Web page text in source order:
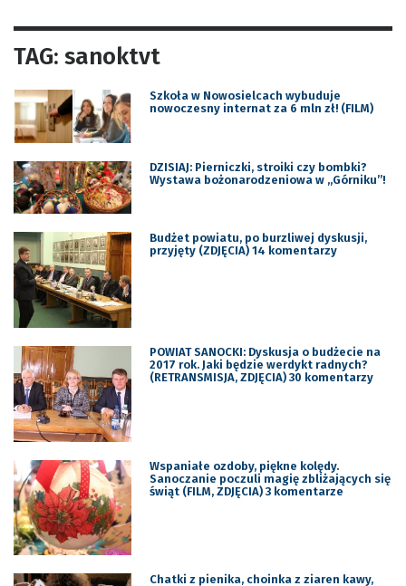
TAG: sanoktvt
Szkoła w Nowosielcach wybuduje
nowoczesny internat za 6 mln zł! (FILM)
DZISIAJ: Pierniczki, stroiki czy bombki?
Wystawa bożonarodzeniowa w „Górniku”!
Budżet powiatu, po burzliwej dyskusji,
przyjęty (ZDJĘCIA) 14 komentarzy
POWIAT SANOCKI: Dyskusja o budżecie na
2017 rok. Jaki będzie werdykt radnych?
(RETRANSMISJA, ZDJĘCIA) 30 komentarzy
Wspaniałe ozdoby, piękne kolędy.
Sanoczanie poczuli magię zbliżających się
świąt (FILM, ZDJĘCIA) 3 komentarze
Chatki z pienika, choinka z ziaren kawy,